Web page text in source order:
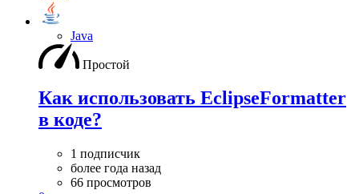
Java
Простой
Как использовать EclipseFormatter
в коде?
1 подписчик
более года назад
66 просмотров